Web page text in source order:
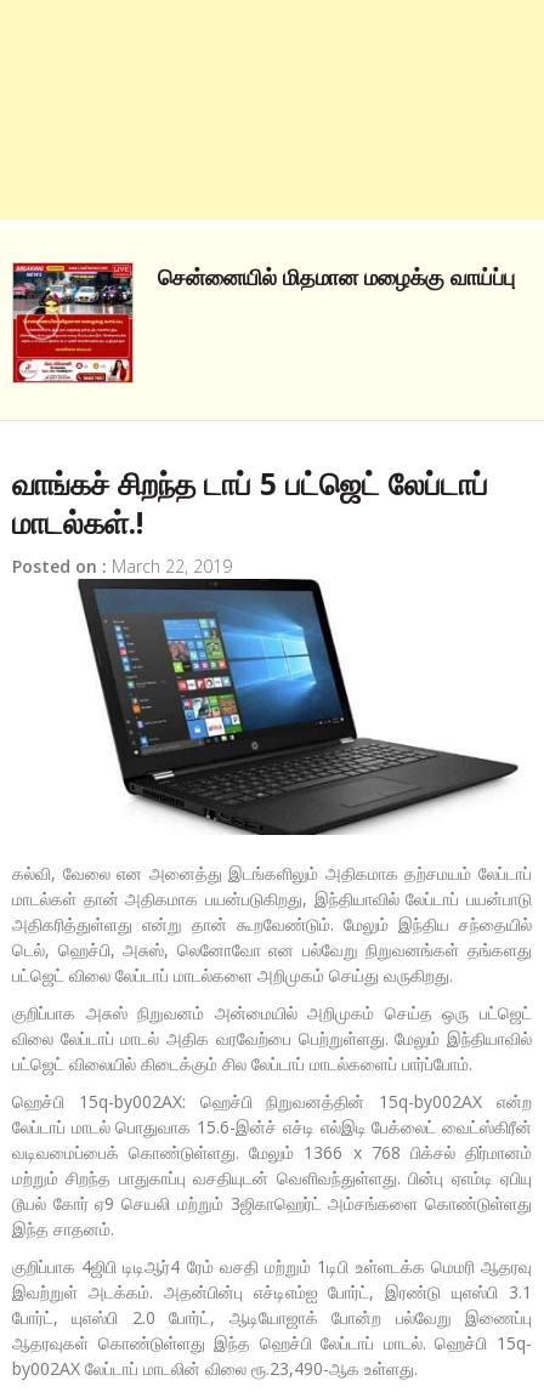
சென்னையில் மிதமான மழைக்கு வாய்ப்பு
வாங்கச் சிறந்த டாப் 5 பட்ஜெட் லேப்டாப்
மாடல்கள்.!
Posted on : March 22, 2019
கல்வி, வேலை என அனைத்து இடங்களிலும் அதிகமாக தற்சமயம் லேப்டாப்
மாடல்கள் தான் அதிகமாக பயன்படுகிறது, இந்தியாவில் லேப்டாப் பயன்பாடு
அதிகரித்துள்ளது என்று தான் கூறவேண்டும். மேலும் இந்திய சந்தையில்
டெல், ஹெச்பி, அசுஸ், லெனோவோ என பல்வேறு நிறுவனங்கள் தங்களது
பட்ஜெட் விலை லேப்டாப் மாடல்களை அறிமுகம் செய்து வருகிறது.
குறிப்பாக அசுஸ் நிறுவனம் அன்மையில் அறிமுகம் செய்த ஒரு பட்ஜெட்
விலை லேப்டாப் மாடல் அதிக வரவேற்பை பெற்றுள்ளது. மேலும் இந்தியாவில்
பட்ஜெட் விலையில் கிடைக்கும் சில லேப்டாப் மாடல்களைப் பார்ப்போம்.
ஹெச்பி 15q-by002AX: ஹெச்பி நிறுவனத்தின் 15q-by002AX என்ற
லேப்டாப் மாடல் பொதுவாக 15.6-இன்ச் எச்டி எல்இடி பேக்லைட் வைட்ஸ்கிரீன்
வடிவமைப்பைக் கொண்டுள்ளது. மேலும் 1366 x 768 பிக்சல் திர்மானம்
மற்றும் சிறந்த பாதுகாப்பு வசதியுடன் வெளிவந்துள்ளது. பின்பு ஏஎம்டி ஏபியு
டூயல் கோர் ஏ9 செயலி மற்றும் 3ஜிகாஹெர்ட் அம்சங்களை கொண்டுள்ளது
இந்த சாதனம்.
குறிப்பாக 4ஜிபி டிடிஆர்4 ரேம் வசதி மற்றும் 1டிபி உள்ளடக்க மெமரி ஆதரவு
இவற்றுள் அடக்கம். அதன்பின்பு எச்டிஎம்ஐ போர்ட், இரண்டு யுஎஸ்பி 3.1
போர்ட், யுஎஸ்பி 2.0 போர்ட், ஆடியோஜாக் போன்ற பல்வேறு இணைப்பு
ஆதரவுகள் கொண்டுள்ளது இந்த ஹெச்பி லேப்டாப் மாடல். ஹெச்பி 15q-
by002AX லேப்டாப் மாடலின் விலை ரூ.23,490-ஆக உள்ளது.